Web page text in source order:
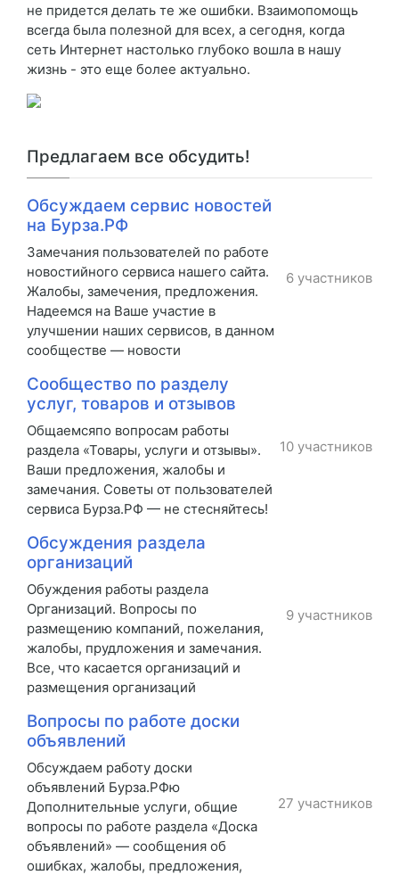
не придется делать те же ошибки. Взаимопомощь
всегда была полезной для всех, а сегодня, когда
сеть Интернет настолько глубоко вошла в нашу
жизнь - это еще более актуально.
Предлагаем все обсудить!
Обсуждаем сервис новостей
на Бурза.РФ
Замечания пользователей по работе
новостийного сервиса нашего сайта.
Жалобы, замечения, предложения.
Надеемся на Ваше участие в
улучшении наших сервисов, в данном
сообществе — новости
6 участников
Сообщество по разделу
услуг, товаров и отзывов
Общаемсяпо вопросам работы
раздела «Товары, услуги и отзывы».
Ваши предложения, жалобы и
замечания. Советы от пользователей
сервиса Бурза.РФ — не стесняйтесь!
10 участников
Обсуждения раздела
организаций
Обуждения работы раздела
Организаций. Вопросы по
размещению компаний, пожелания,
жалобы, прудложения и замечания.
Все, что касается организаций и
размещения организаций
9 участников
Вопросы по работе доски
объявлений
Обсуждаем работу доски
объявлений Бурза.РФю
Дополнительные услуги, общие
вопросы по работе раздела «Доска
объявлений» — сообщения об
ошибках, жалобы, предложения,
27 участников